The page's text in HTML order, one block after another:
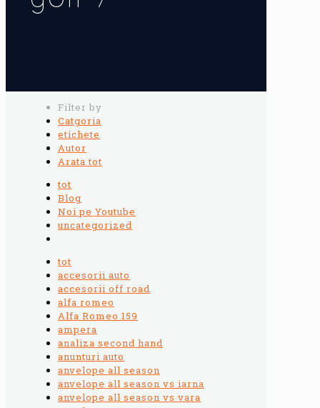
Filter by
Catgoria
etichete
Autor
Arata tot
tot
Blog
Noi pe Youtube
uncategorized
tot
accesorii auto
accesorii off road
alfa romeo
Alfa Romeo 159
ampera
analiza second hand
anunturi auto
anvelope all season
anvelope all season vs iarna
anvelope all season vs vara